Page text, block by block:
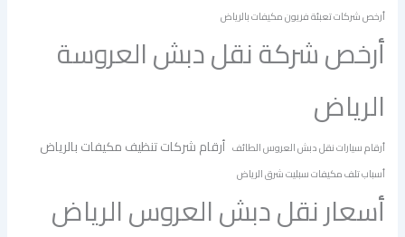
أرخص شركات تعبئة فريون مكيفات بالرياض
أرخص شركة نقل دبش العروسة
الرياض
أرقام سيارات نقل دبش العروس الطائف أرقام شركات تنظيف مكيفات بالرياض
أسباب تلف مكيفات سبليت شرق الرياض
أسعار نقل دبش العروس الرياض